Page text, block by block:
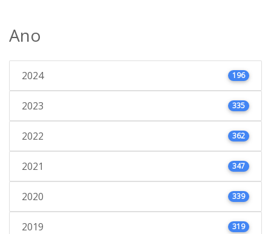
Ano
2024 196
2023 335
2022 362
2021 347
2020 339
2019 319